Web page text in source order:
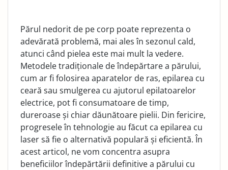
Părul nedorit de pe corp poate reprezenta o
adevărată problemă, mai ales în sezonul cald,
atunci când pielea este mai mult la vedere.
Metodele tradiționale de îndepărtare a părului,
cum ar fi folosirea aparatelor de ras, epilarea cu
ceară sau smulgerea cu ajutorul epilatoarelor
electrice, pot fi consumatoare de timp,
dureroase și chiar dăunătoare pielii. Din fericire,
progresele în tehnologie au făcut ca epilarea cu
laser să fie o alternativă populară și eficientă. În
acest articol, ne vom concentra asupra
beneficiilor îndepărtării definitive a părului cu